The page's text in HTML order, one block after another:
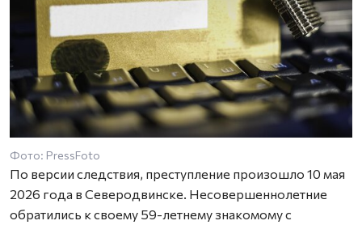
Фото: PressFoto
По версии следствия, преступление произошло 10 мая
2026 года в Северодвинске. Несовершеннолетние
обратились к своему 59-летнему знакомому с